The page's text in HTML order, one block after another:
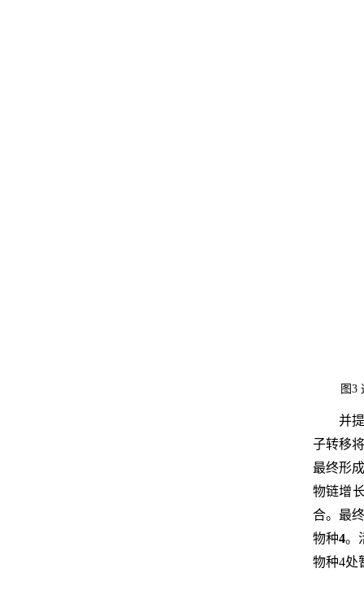
图3
并
子转移
最终形
物链增
合。最
物种4。
物种4处